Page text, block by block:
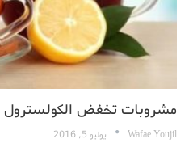
مشروبات تخفض الكولسترول
Wafae Youjil يوليو 5, 2016